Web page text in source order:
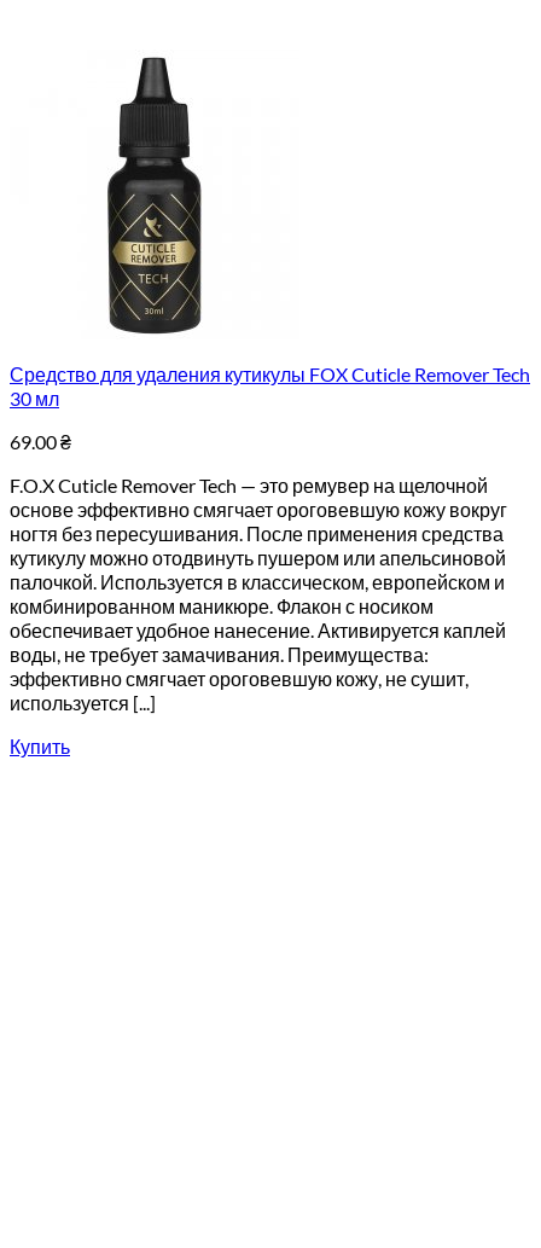
Средство для удаления кутикулы FOX Cuticle Remover Tech
30 мл
69.00₴
F.O.X Cuticle Remover Tech — это ремувер на щелочной
основе эффективно смягчает ороговевшую кожу вокруг
ногтя без пересушивания. После применения средства
кутикулу можно отодвинуть пушером или апельсиновой
палочкой. Используется в классическом, европейском и
комбинированном маникюре. Флакон с носиком
обеспечивает удобное нанесение. Активируется каплей
воды, не требует замачивания. Преимущества:
эффективно смягчает ороговевшую кожу, не сушит,
используется [...]
Купить